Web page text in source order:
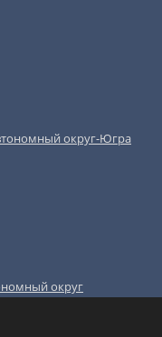
округ-Югра
округ